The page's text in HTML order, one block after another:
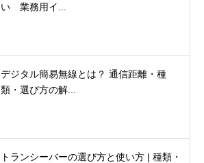
い 業務用イ...
デジタル簡易無線とは？ 通信距離・種
類・選び方の解...
トランシーバーの選び方と使い方 | 種類・